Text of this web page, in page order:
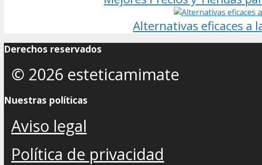
Alternativas eficaces a
Derechos reservados
© 2026 esteticamimate
Nuestras políticas
Aviso legal
Política de privacidad